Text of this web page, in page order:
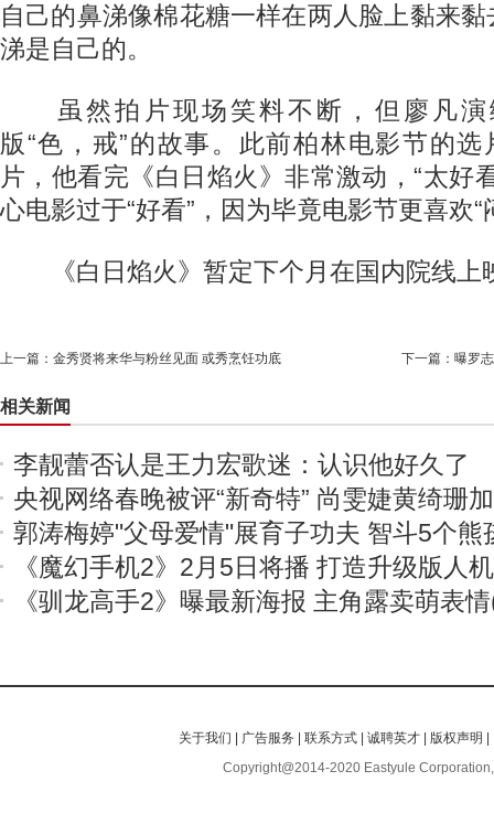
自己的鼻涕像棉花糖一样在两人脸上黏来
涕是自己的。
虽然拍片现场笑料不断，但廖凡演
版“色，戒”的故事。此前柏林电影节的
片，他看完《白日焰火》非常激动，“太好
心电影过于“好看”，因为毕竟电影节更喜欢“
《白日焰火》暂定下个月在国内院线上
上一篇： 金秀贤将来华与粉丝见面 或秀烹饪功底 下一篇： 曝罗
相关新闻
李靓蕾否认是王力宏歌迷：认识他好久了
央视网络春晚被评“新奇特” 尚雯婕黄绮珊
郭涛梅婷"父母爱情"展育子功夫 智斗5个熊
《魔幻手机2》2月5日将播 打造升级版人
《驯龙高手2》曝最新海报 主角露卖萌表
关于我们 广告服务 |联系方式 |诚聘英才 版权声明
Copyright@2014-2020 Eastyule